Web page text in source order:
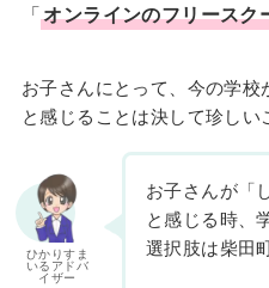
「オンラインのフリースク
お子さんにとって、今の学校
と感じることは決して珍しい
ひかりすま
いるアドバ
イザー
お子さんが「
と感じる時、
選択肢は柴田